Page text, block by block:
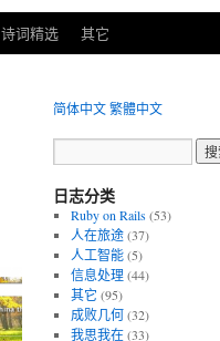
诗词精选 其它
简体中文繁體中文
日志分类
Ruby on Rails(53)
人在旅途(37)
人工智能(5)
信息处理(44)
其它 (95)
成败几何(32)
我思我在(33)